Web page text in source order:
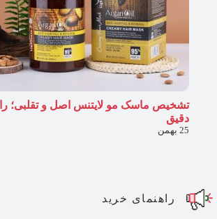
تشخیص ماسک مو لایتنس اصل و تقلبی؛
دقیق
25 بهمن
راهنمای خرید